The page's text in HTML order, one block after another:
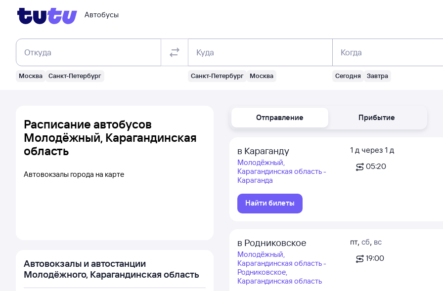
Автобусы
Откуда
Москва Санкт-Петербург
Куда
Санкт-Петербург Москва
Когда
Сегодня Завтра
Отправление Прибытие
в Караганду
Молодёжный,
Карагандинская область -
Караганда
Найти билеты
1 д через 1 д
05:20
в Родниковское
Молодёжный,
Карагандинская область -
Родниковское,
Карагандинская область
пт, сб, вс
19:00
Расписание автобусов
Молодёжный, Карагандинская
область
Автовокзалы города на карте
Автовокзалы и автостанции
Молодёжного, Карагандинская область